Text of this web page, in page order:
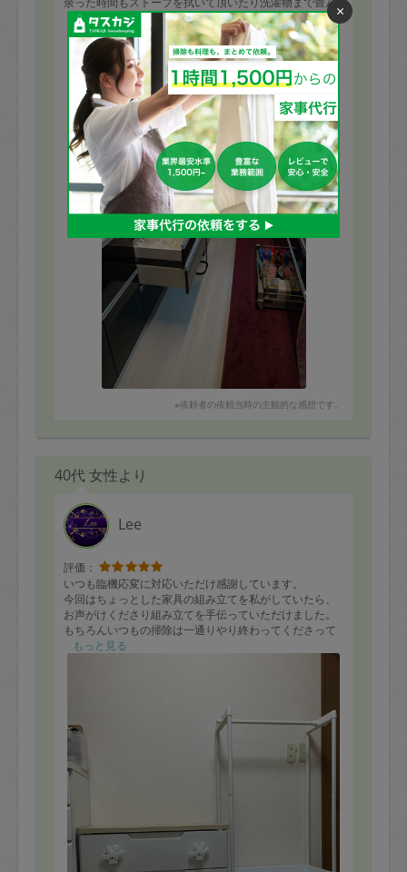
で貰いました。次はクローゼットの整理をお願いしたい
と思っています。ありがとうございました。
もっと見る
※依頼者の依頼当時の主観的な感想です。
40代 女性より
Lee
評価：
いつも臨機応変に対応いただけ感謝しています。
今回はちょっとした家具の組み立てを私がしていたら、
お声がけくださり組み立てを手伝っていただけました。
もちろんいつもの掃除は一通りやり終わってくださって
からのことで、助かりました。
もっと見る
×